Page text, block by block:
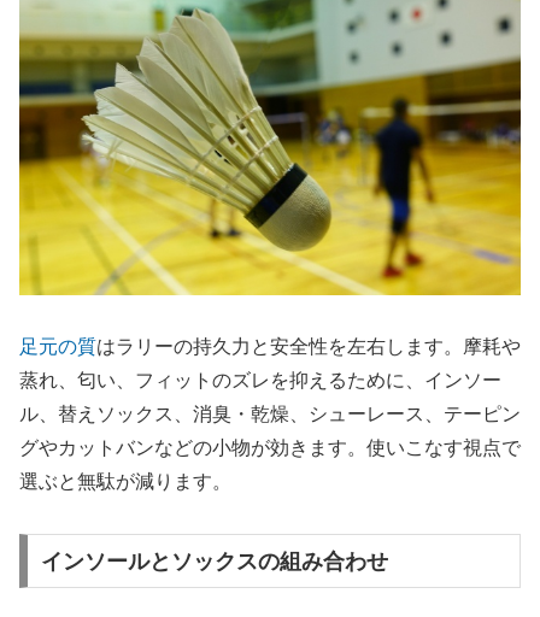
足元の質はラリーの持久力と安全性を左右します。摩耗や
蒸れ、匂い、フィットのズレを抑えるために、インソー
ル、替えソックス、消臭・乾燥、シューレース、テーピン
グやカットバンなどの小物が効きます。使いこなす視点で
選ぶと無駄が減ります。
インソールとソックスの組み合わせ